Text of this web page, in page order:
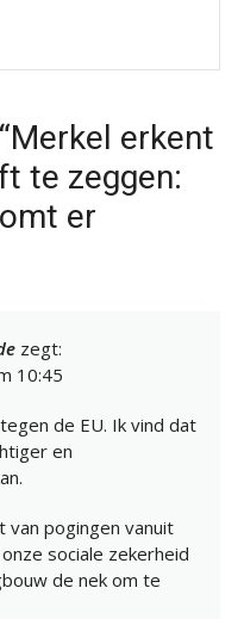
erkent
te zeggen:
er
zegt:
10:45
de EU. Ik vind dat
en
van pogingen vanuit
sociale zekerheid
de nek om te